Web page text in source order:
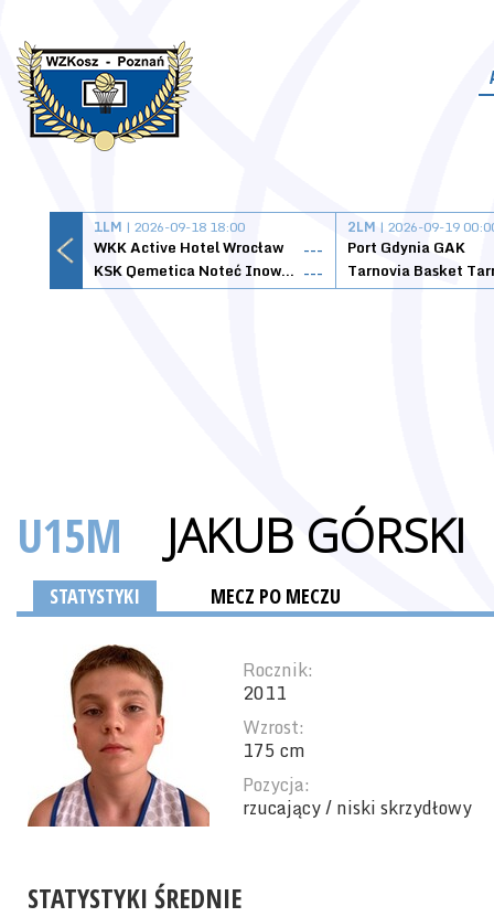
1LM | 2026-09-18 18:00
WKK Active Hotel Wrocław
---
KSK Qemetica Noteć Inowrocław ---
2LM | 2026-09-19
Port Gdynia GAK
U15M JAKUB GÓRSKI
STATYSTYKI MECZ PO MECZU
Rocznik:
2011
Wzrost:
175 cm
Pozycja:
rzucający / niski skrzydłowy
STATYSTYKI ŚREDNIE